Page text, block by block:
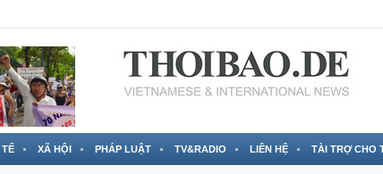
XÃ HỘI PHÁP LUẬT TV&RADIO LIÊN HỆ TÀI TRỢ CHO